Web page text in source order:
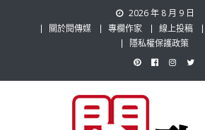
2026 年 8 月 9 日
關於閱傳媒
專欄作家 線上投稿
隱私權保護政策